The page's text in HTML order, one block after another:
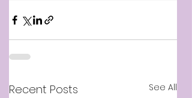
Recent Posts See All